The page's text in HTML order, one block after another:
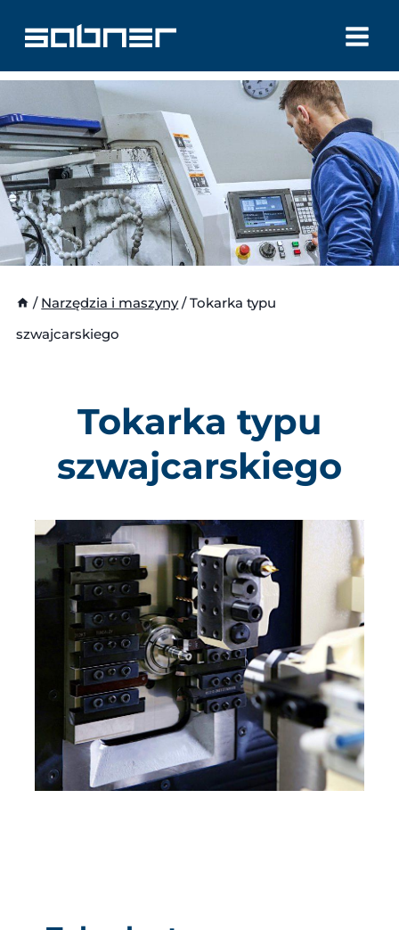
treści
/ Narzędzia i maszyny / Tokarka typu
szwajcarskiego
Tokarka typu
szwajcarskiego